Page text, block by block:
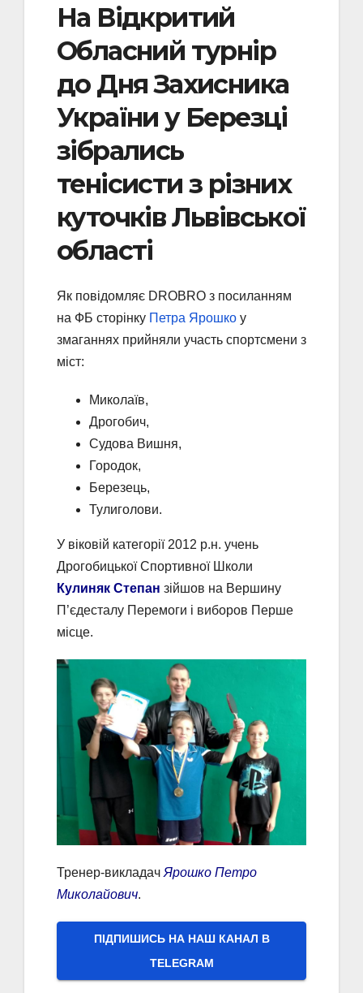
На Відкритий
Обласний турнір
до Дня Захисника
України у Березці
зібрались
тенісисти з різних
куточків Львівської
області
Як повідомляє DROBRO з посиланням
на ФБ сторінку Петра Ярошко у
змаганнях прийняли участь спортсмени з
міст:
Миколаїв,
Дрогобич,
Судова Вишня,
Городок,
Березець,
Тулиголови.
У віковій категорії 2012 р.н. учень
Дрогобицької Спортивної Школи
Кулиняк Степан зійшов на Вершину
П’єдесталу Перемоги і виборов Перше
місце.
Тренер-викладач Ярошко Петро
Миколайович.
ПІДПИШИСЬ НА НАШ КАНАЛ В
ТELEGRAM